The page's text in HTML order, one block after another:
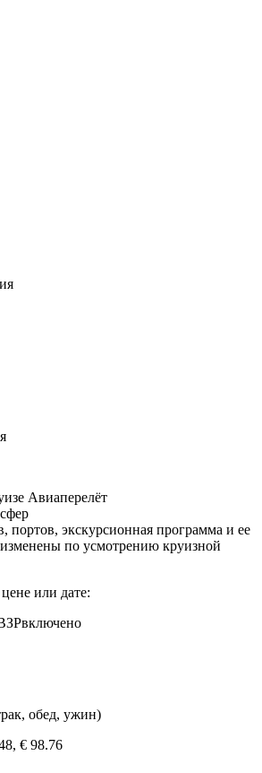
Авиаперелёт
портов, экскурсионная программа и ее
по усмотрению круизной
или дате:
включено
обед, ужин)
€ 98.76